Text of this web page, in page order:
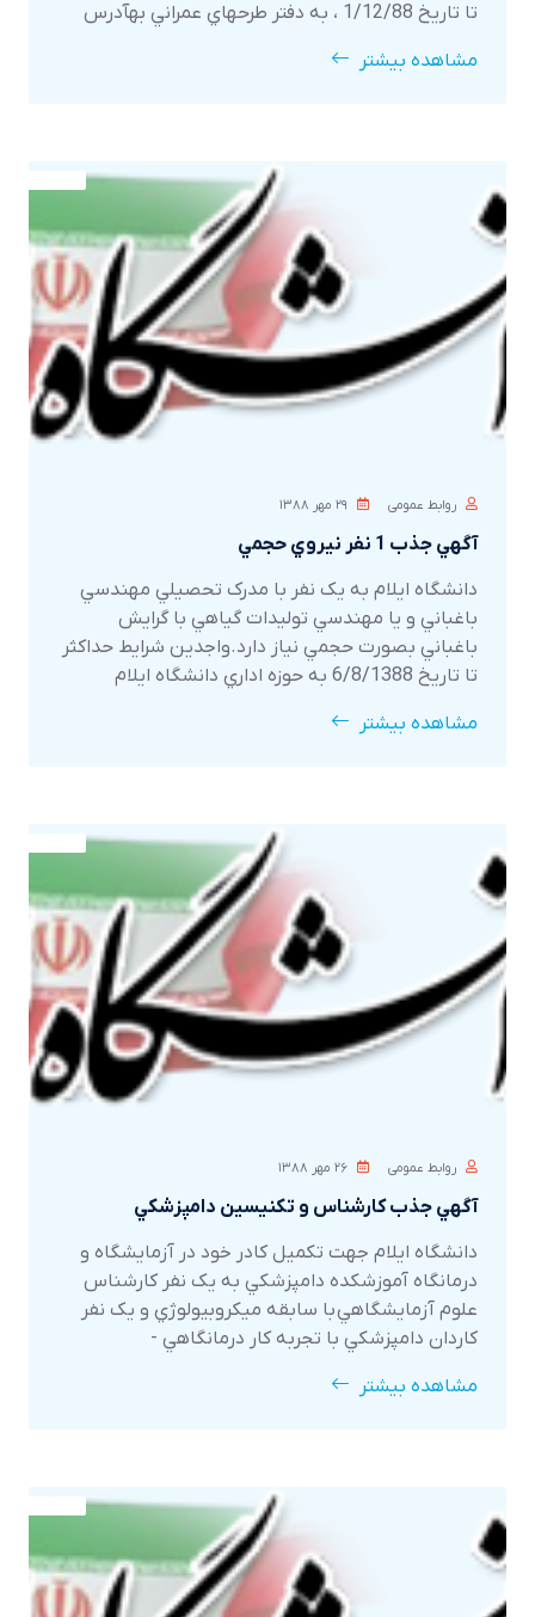
تا تاريخ 1/12/88 ، به دفتر طرحهاي عمراني بهآدرس
مشاهده بیشتر
روابط عمومی ۲۹ مهر ۱۳۸۸
آگهي جذب 1 نفر نيروي حجمي
دانشگاه ايلام به يک نفر با مدرک تحصيلي مهندسي
باغباني و يا مهندسي توليدات گياهي با گرايش
باغباني بصورت حجمي نياز دارد.واجدين شرايط حداکثر
تا تاريخ 6/8/1388 به حوزه اداري دانشگاه ايلام
مشاهده بیشتر
روابط عمومی ۲۶ مهر ۱۳۸۸
آگهي جذب کارشناس و تکنيسين دامپزشکي
دانشگاه ايلام جهت تکميل کادر خود در آزمايشگاه و
درمانگاه آموزشکده دامپزشکي به يک نفر کارشناس
علوم آزمايشگاهي با سابقه ميکروبيولوژي و يک نفر
کاردان دامپزشکي با تجربه کار درمانگاهي -
خاص دارد. واجدين شرايط
مشاهده بیشتر